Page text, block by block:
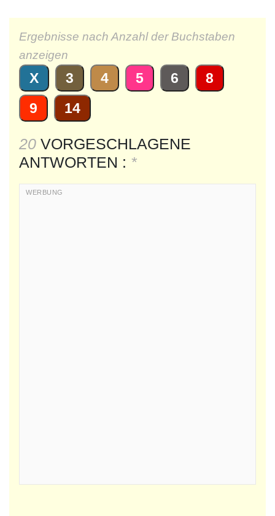
Ergebnisse nach Anzahl der Buchstaben
anzeigen
X 3 4 5 6
8
9
14
20 VORGESCHLAGENE
ANTWORTEN : *